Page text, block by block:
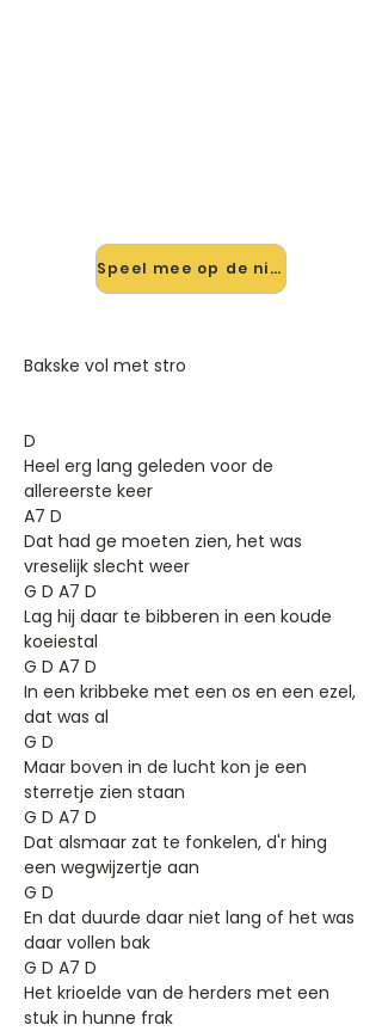
Speel mee op de nieuwe site →
Bakske vol met stro
D
Heel erg lang geleden voor de
allereerste keer
A7 D
Dat had ge moeten zien, het was
vreselijk slecht weer
G D A7 D
Lag hij daar te bibberen in een koude
koeiestal
G D A7 D
In een kribbeke met een os en een ezel,
dat was al
G D
Maar boven in de lucht kon je een
sterretje zien staan
G D A7 D
Dat alsmaar zat te fonkelen, d'r hing
een wegwijzertje aan
G D
En dat duurde daar niet lang of het was
daar vollen bak
G D A7 D
Het krioelde van de herders met een
stuk in hunne frak